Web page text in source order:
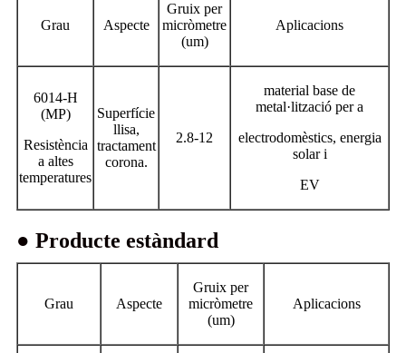
Grau Aspecte
Gruix per
micròmetre
(um)
Aplicacions
6014-H
(MP)
Resistència
a altes
temperatures
Superfície
llisa,
tractament
corona.
2.8-12
material base de
metal·lització per a
electrodomèstics, energia
solar i
EV
● Producte estàndard
Grau Aspecte
Gruix per
micròmetre
(um)
Aplicacions